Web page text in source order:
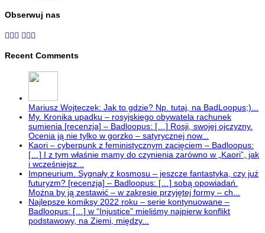
Obserwuj nas
Recent Comments
Mariusz Wojteczek: Jak to gdzie? Np. tutaj, na BadLoopus;)...
My. Kronika upadku – rosyjskiego obywatela rachunek
sumienia [recenzja] – Badloopus: […] Rosji, swojej ojczyzny.
Ocenia ją nie tylko w gorzko – satyrycznej now...
Kaori – cyberpunk z feministycznym zacięciem – Badloopus:
[…] I z tym właśnie mamy do czynienia zarówno w „Kaori”, jak
i wcześniejsz...
Impneurium. Sygnały z kosmosu – jeszcze fantastyka, czy już
futuryzm? [recenzja] – Badloopus: […] sobą opowiadań.
Można by ją zestawić – w zakresie przyjętej formy – ch...
Najlepsze komiksy 2022 roku – serie kontynuowane –
Badloopus: […] w “Injustice” mieliśmy najpierw konflikt
podstawowy, na Ziemi, między...